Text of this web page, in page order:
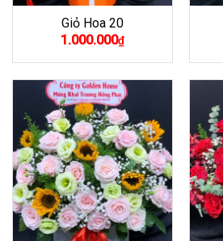
Giỏ Hoa 20
1.000.000₫